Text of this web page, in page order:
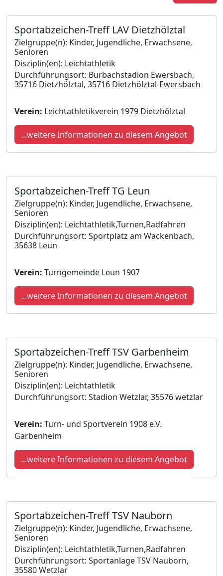
Sportabzeichen-Treff LAV Dietzhölztal
Zielgruppe(n): Kinder, Jugendliche, Erwachsene,
Senioren
Disziplin(en): Leichtathletik
Durchführungsort: Burbachstadion Ewersbach,
35716 Dietzhölztal, 35716 Dietzhölztal-Ewersbach
Verein: Leichtathletikverein 1979 Dietzhölztal
...weitere Informationen zu diesem Angebot
Sportabzeichen-Treff TG Leun
Zielgruppe(n): Kinder, Jugendliche, Erwachsene,
Senioren
Disziplin(en): Leichtathletik,Turnen,Radfahren
Durchführungsort: Sportplatz am Wackenbach,
35638 Leun
Verein: Turngemeinde Leun 1907
...weitere Informationen zu diesem Angebot
Sportabzeichen-Treff TSV Garbenheim
Zielgruppe(n): Kinder, Jugendliche, Erwachsene,
Senioren
Disziplin(en): Leichtathletik
Durchführungsort: Stadion Wetzlar, 35576 wetzlar
Verein: Turn- und Sportverein 1908 e.V.
Garbenheim
...weitere Informationen zu diesem Angebot
Sportabzeichen-Treff TSV Nauborn
Zielgruppe(n): Kinder, Jugendliche, Erwachsene,
Senioren
Disziplin(en): Leichtathletik,Turnen,Radfahren
Durchführungsort: Sportanlage TSV Nauborn,
35580 Wetzlar